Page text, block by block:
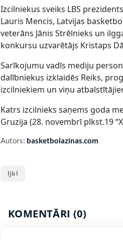
Izcilniekus sveiks LBS
Lauris Mencis, Latvijas
veterāns Jānis Strēlnieks un
konkursu uzvarētājs Kristaps
Sarīkojumu vadīs mediju
dalībniekus izklaidēs Reiks,
izcilniekiem un viņu
Katrs izcilnieks saņems goda
Gruzija (28. novembrī plkst.19
Autors: basketbolazinas.com
ljbl
KOMENTĀRI (0)